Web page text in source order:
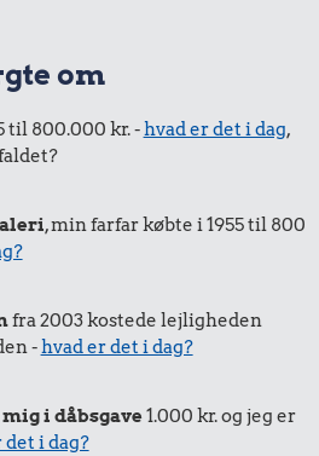
38 kr.
1/2 kg kaffe
3,76 kr.
Æble
i 2000
i 2000 i 2025
om
til 800.000 kr. -hvad er det i dag,
, min farfar købte i 1955 til 800
fra 2003 kostede lejligheden
-hvad er det i dag?
i dåbsgave1.000 kr. og jeg er
det i dag?